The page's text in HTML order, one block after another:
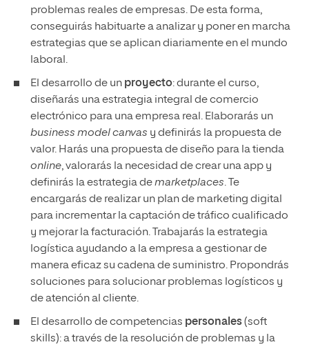
problemas reales de empresas. De esta forma,
conseguirás habituarte a analizar y poner en marcha
estrategias que se aplican diariamente en el mundo
laboral.
El desarrollo de un proyecto: durante el curso,
diseñarás una estrategia integral de comercio
electrónico para una empresa real. Elaborarás un
business model canvas y definirás la propuesta de
valor. Harás una propuesta de diseño para la tienda
online, valorarás la necesidad de crear una app y
definirás la estrategia demarketplaces. Te
encargarás de realizar un plan de marketing digital
para incrementar la captación de tráfico cualificado
y mejorar la facturación. Trabajarás la estrategia
logística ayudando a la empresa a gestionar de
manera eficaz su cadena de suministro. Propondrás
soluciones para solucionar problemas logísticos y
de atención al cliente.
El desarrollo de competencias personales(soft
skills): a través de la resolución de problemas y la